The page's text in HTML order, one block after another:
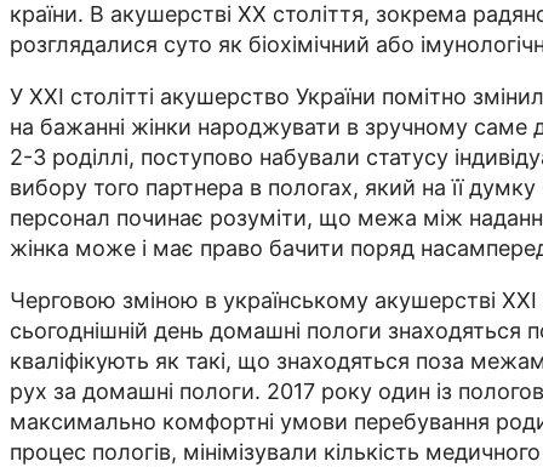
країни. В акушерстві XX століття, зокрема
розглядалися суто як біохімічний або
У XXI столітті акушерство України помітно
на бажанні жінки народжувати в зручному саме
2-3 роділлі, поступово набували статусу
вибору того партнера в пологах, який на її
персонал починає розуміти, що межа між
жінка може і має право бачити поряд
Черговою зміною в українському акушерстві
сьогоднішній день домашні пологи
кваліфікують як такі, що знаходяться поза
рух за домашні пологи. 2017 року один із
максимально комфортні умови перебування
процес пологів, мінімізували кількість